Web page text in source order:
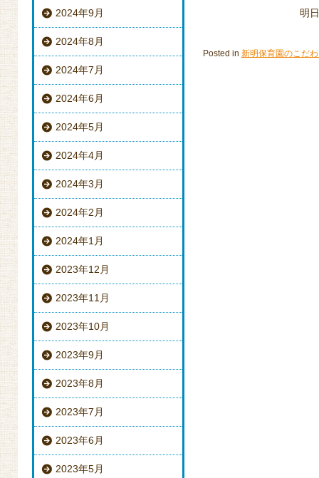
2024年9月
2024年8月
2024年7月
2024年6月
2024年5月
2024年4月
2024年3月
2024年2月
2024年1月
2023年12月
2023年11月
2023年10月
2023年9月
2023年8月
2023年7月
2023年6月
2023年5月
明
Posted in 新明保育園のこだ